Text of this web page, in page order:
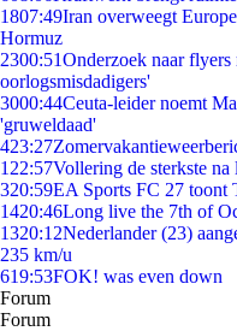
1807:49Iran overweegt
Hormuz
2300:51Onderzoek naar
oorlogsmisdadigers'
3000:44Ceuta-leider noemt
'gruweldaad'
423:27
1 22:57Vollering de sterkste na
320:59EA Sports FC 27 toont
1420:46Long live the 7th of
1320:12Nederlander (23)
235 km/u
619:53FOK! was even down
Forum
Forum